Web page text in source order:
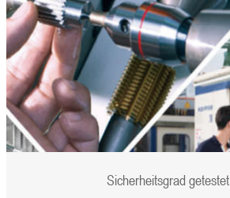
Sicherheitsgrad getestet.